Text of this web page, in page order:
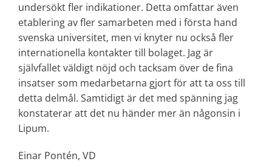
undersökt fler indikationer. Detta omfattar även
etablering av fler samarbeten med i första hand
svenska universitet, men vi knyter nu också fler
internationella kontakter till bolaget. Jag är
självfallet väldigt nöjd och tacksam över de fina
insatser som medarbetarna gjort för att ta oss till
detta delmål. Samtidigt är det med spänning jag
konstaterar att det nu händer mer än någonsin i
Lipum.
Einar Pontén, VD